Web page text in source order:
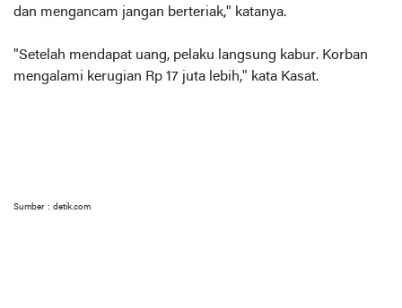
dan mengancam jangan berteriak," katanya.
"Setelah mendapat uang, pelaku langsung kabur. Korban
mengalami kerugian Rp 17 juta lebih," kata Kasat.
Sumber : detik.com